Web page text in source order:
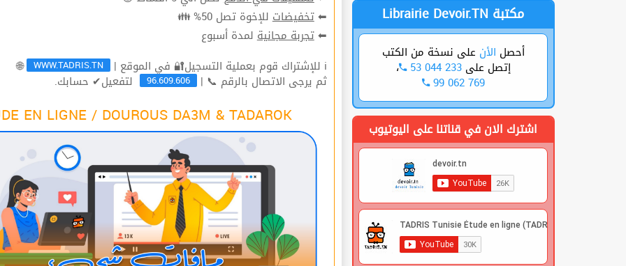
⬅تخفيضاتللإخوة تصل 50% 👪
⬅تجربة مجانيةلمدة أسبوع
ℹ للإشتراك قوم بعملية التسجيل🔐 في الموقع |
WWW.TADRIS.TN
🌐
ثم يرجى الاتصال بالرقم 📞 | 96.609.606 لتفعيل✔ حسابك.
EN LIGNE / DOUROUS DA3M & TADAROK
Librairie Devoir.TN مكتبة
أحصل الأن على نسخة من الكتب
إتصل على53 044 233 ،
99 062 769
اشترك الان في قناتنا على اليوتيوب